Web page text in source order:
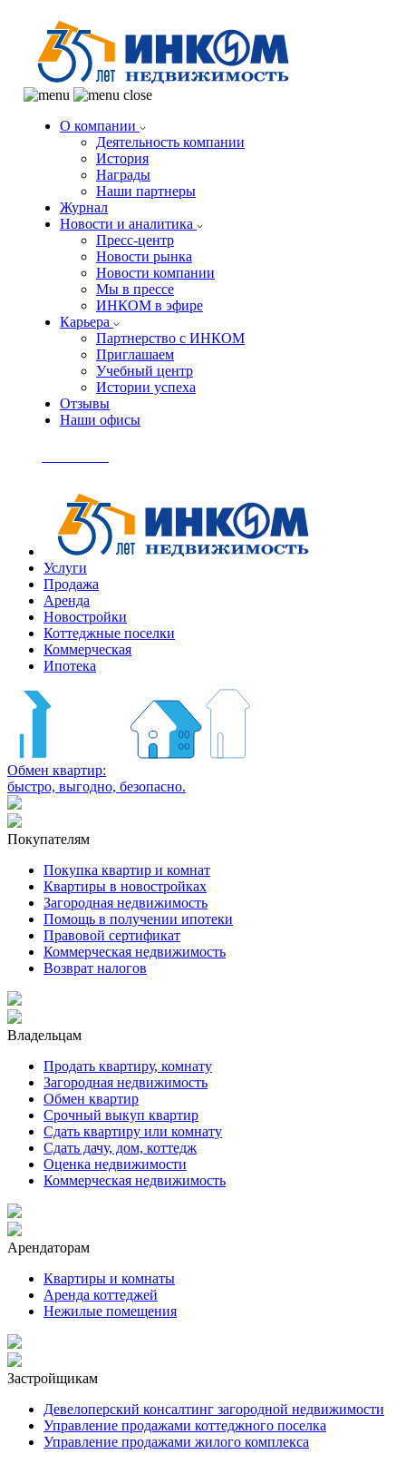
О компании
Деятельность компании
История
Награды
Наши партнеры
Журнал
Новости и аналитика
Пресс-центр
Новости рынка
Новости компании
Мы в прессе
ИНКОМ в эфире
Карьера
Партнерство с ИНКОМ
Приглашаем
Учебный центр
Истории успеха
Отзывы
Наши офисы
Услуги
Продажа
Аренда
Новостройки
Коттеджные поселки
Коммерческая
Ипотека
Обмен квартир:
быстро, выгодно, безопасно.
Покупателям
Покупка квартир и комнат
Квартиры в новостройках
Загородная недвижимость
Помощь в получении ипотеки
Правовой сертификат
Коммерческая недвижимость
Возврат налогов
Владельцам
Продать квартиру, комнату
Загородная недвижимость
Обмен квартир
Срочный выкуп квартир
Сдать квартиру или комнату
Сдать дачу, дом, коттедж
Оценка недвижимости
Коммерческая недвижимость
Арендаторам
Квартиры и комнаты
Аренда коттеджей
Нежилые помещения
Застройщикам
Девелоперский консалтинг загородной недвижимости
Управление продажами коттеджного поселка
Управление продажами жилого комплекса